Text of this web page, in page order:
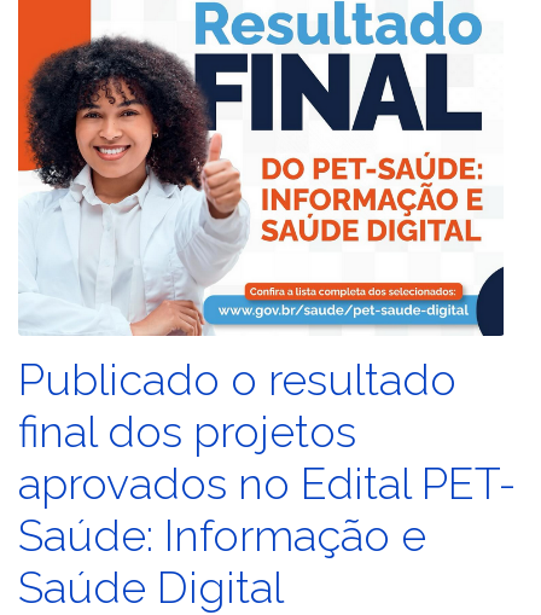
Publicado o resultado
final dos projetos
aprovados no Edital PET-
Saúde: Informação e
Saúde Digital